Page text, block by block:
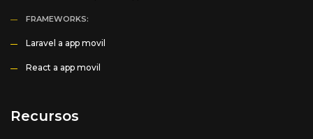
FRAMEWORKS:
Laravel a app movil
React a app movil
Recursos